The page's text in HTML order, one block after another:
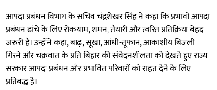
आपदा प्रबंधन विभाग के सचिव चंद्रशेखर सिंह ने कहा कि प्रभावी आपदा
प्रबंधन ढांचे के लिए रोकथाम, शमन, तैयारी और त्वरित प्रतिक्रिया बेहद
जरूरी है। उन्होंने कहा, बाढ़, सूखा, आंधी-तूफान, आकाशीय बिजली
गिरने और चक्रवात के प्रति बिहार की संवेदनशीलता को देखते हुए राज्य
सरकार आपदा प्रबंधन और प्रभावित परिवारों को राहत देने के लिए
प्रतिबद्ध है।